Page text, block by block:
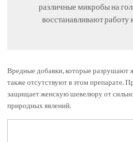
различные микробы на
восстанавливают работу
Вредные добавки, которые
также отсутствуют в этом препарате.
защищает женскую шевелюру от
природных явлений.